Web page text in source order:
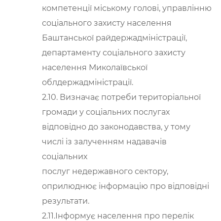
компетенції міському голові, управлінню
соціального захисту населення
Баштанської райдержадміністрації,
департаменту соціального захисту
населення Миколаївської
облдержадміністрації.
2.10. Визначає потреби територіальної
громади у соціальних послугах
відповідно до законодавства, у тому
числі із залученням надавачів
соціальних
послуг недержавного сектору,
оприлюднює інформацію про відповідні
результати.
2.11.Інформує населення про перелік